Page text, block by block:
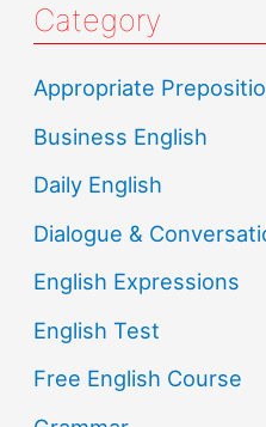
Category
Appropriate
Business English
Daily English
Dialogue &
English Expressions
English Test
Free English Course